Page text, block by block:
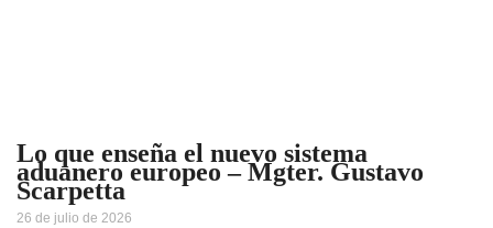
Lo que enseña el nuevo sistema
aduanero europeo – Mgter. Gustavo
Scarpetta
26 de julio de 2026